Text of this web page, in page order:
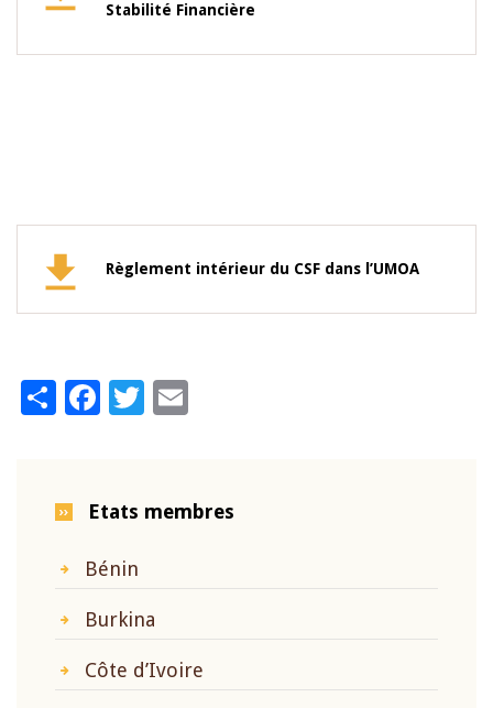
Stabilité Financière
Règlement intérieur du CSF dans l’UMOA
ShareFacebook
Twitter
Etats membres
Bénin
Burkina
Côte d’Ivoire